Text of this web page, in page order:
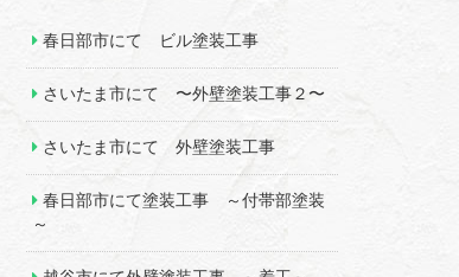
春日部市にて ビル塗装工事
さいたま市にて 〜外壁塗装工事２〜
さいたま市にて 外壁塗装工事
春日部市にて塗装工事 ～付帯部塗装
～